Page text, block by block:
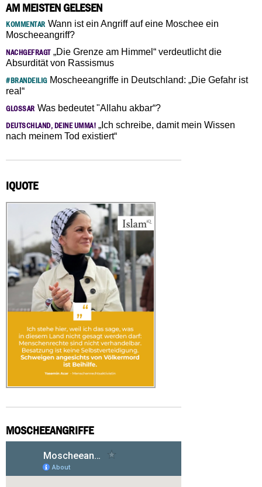
AM MEISTEN GELESEN
KOMMENTAR Wann ist ein Angriff auf eine Moschee ein
Moscheeangriff?
NACHGEFRAGT„Die Grenze am Himmel“ verdeutlicht die
Absurdität von Rassismus
#BRANDEILIGMoscheeangriffe in Deutschland: „Die Gefahr ist
real“
GLOSSAR Was bedeutet "Allahu akbar“?
DEUTSCHLAND, DEINE UMMA! „Ich schreibe, damit mein Wissen
nach meinem Tod existiert“
IQUOTE
MOSCHEEANGRIFFE